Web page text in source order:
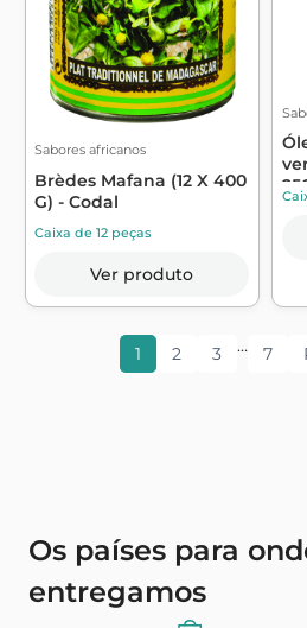
Sabores africanos
Brèdes Mafana (12 X 400
G) - Codal
Caixa de 12 peças
Ver produto
1 2 3 … 7
Os países para
entregamos